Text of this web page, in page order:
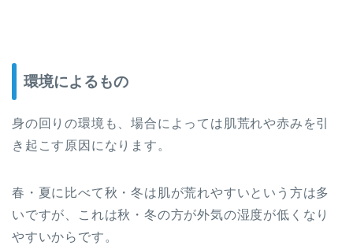
環境によるもの
身の回りの環境も、場合によっては肌荒れや赤みを引
き起こす原因になります。
春・夏に比べて秋・冬は肌が荒れやすいという方は多
いですが、これは秋・冬の方が外気の湿度が低くなり
やすいからです。